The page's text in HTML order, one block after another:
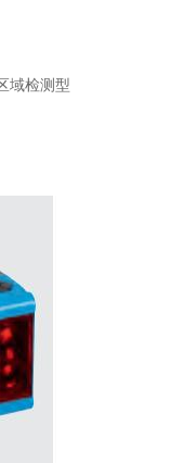
域检测型